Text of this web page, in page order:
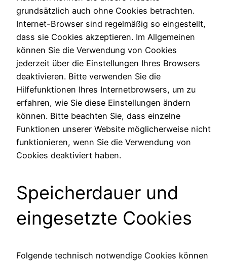
grundsätzlich auch ohne Cookies betrachten.
Internet-Browser sind regelmäßig so eingestellt,
dass sie Cookies akzeptieren. Im Allgemeinen
können Sie die Verwendung von Cookies
jederzeit über die Einstellungen Ihres Browsers
deaktivieren. Bitte verwenden Sie die
Hilfefunktionen Ihres Internetbrowsers, um zu
erfahren, wie Sie diese Einstellungen ändern
können. Bitte beachten Sie, dass einzelne
Funktionen unserer Website möglicherweise nicht
funktionieren, wenn Sie die Verwendung von
Cookies deaktiviert haben.
Speicherdauer und
eingesetzte Cookies
Folgende technisch notwendige Cookies können